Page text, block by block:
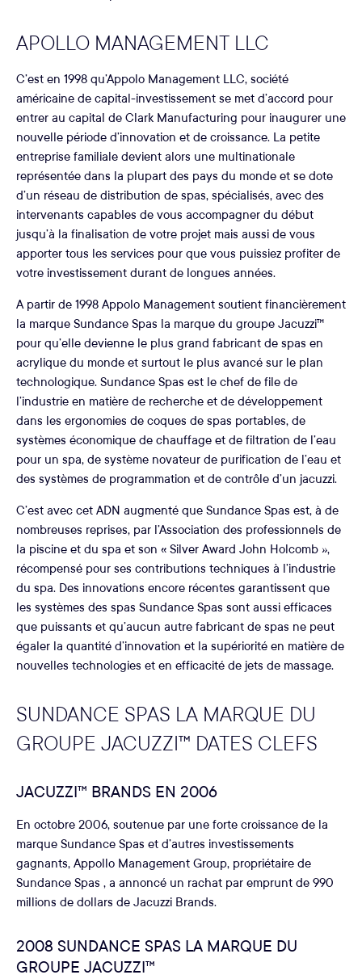
APOLLO MANAGEMENT LLC
C’est en 1998 qu’Appolo Management LLC, société
américaine de capital-investissement se met d’accord pour
entrer au capital de Clark Manufacturing pour inaugurer une
nouvelle période d’innovation et de croissance. La petite
entreprise familiale devient alors une multinationale
représentée dans la plupart des pays du monde et se dote
d’un réseau de distribution de spas, spécialisés, avec des
intervenants capables de vous accompagner du début
jusqu’à la finalisation de votre projet mais aussi de vous
apporter tous les services pour que vous puissiez profiter de
votre investissement durant de longues années.
A partir de 1998 Appolo Management soutient financièrement
la marque Sundance Spas la marque du groupe Jacuzzi™
pour qu’elle devienne le plus grand fabricant de spas en
acrylique du monde et surtout le plus avancé sur le plan
technologique. Sundance Spas est le chef de file de
l’industrie en matière de recherche et de développement
dans les ergonomies de coques de spas portables, de
systèmes économique de chauffage et de filtration de l’eau
pour un spa, de système novateur de purification de l’eau et
des systèmes de programmation et de contrôle d’un jacuzzi.
C’est avec cet ADN augmenté que Sundance Spas est, à de
nombreuses reprises, par l’Association des professionnels de
la piscine et du spa et son « Silver Award John Holcomb »,
récompensé pour ses contributions techniques à l’industrie
du spa. Des innovations encore récentes garantissent que
les systèmes des spas Sundance Spas sont aussi efficaces
que puissants et qu’aucun autre fabricant de spas ne peut
égaler la quantité d’innovation et la supériorité en matière de
nouvelles technologies et en efficacité de jets de massage.
SUNDANCE SPAS LA MARQUE DU
GROUPE JACUZZI™ DATES CLEFS
JACUZZI™ BRANDS EN 2006
En octobre 2006, soutenue par une forte croissance de la
marque Sundance Spas et d’autres investissements
gagnants, Appollo Management Group, propriétaire de
Sundance Spas , a annoncé un rachat par emprunt de 990
millions de dollars de Jacuzzi Brands.
2008 SUNDANCE SPAS LA MARQUE DU
GROUPE JACUZZI™